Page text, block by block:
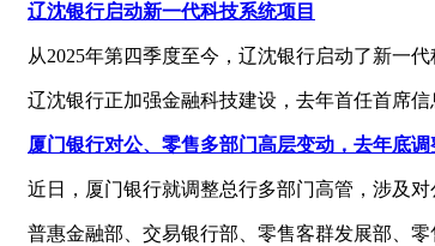
辽沈银行启动新一代科技系统项目
从2025年第四季度至今，辽沈银行启动了新一
辽沈银行正加强金融科技建设，去年首任首席
厦门银行对公、零售多部门高层变动，去年底
近日，厦门银行就调整总行多部门高管，涉及对
普惠金融部、交易银行部、零售客群发展部、